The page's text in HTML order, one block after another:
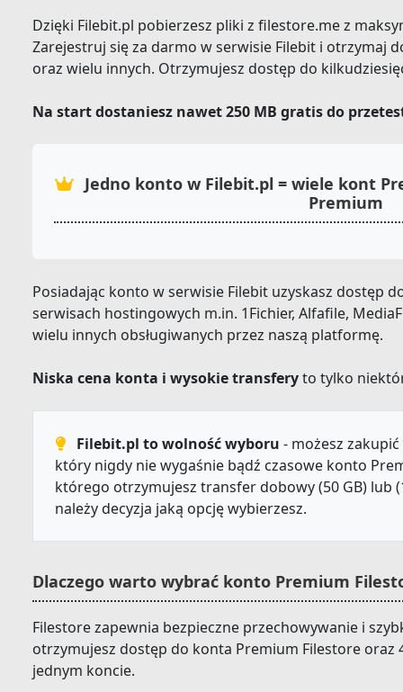
Dzięki Filebit.pl pobierzesz pliki z filestore.me z
Zarejestruj się za darmo w serwisie Filebit i otrzymaj
oraz wielu innych. Otrzymujesz dostęp do
Na start dostaniesz nawet 250 MB gratis do
Jedno konto w Filebit.pl = wiele kont
Premium
Posiadając konto w serwisie Filebit uzyskasz dostęp
serwisach hostingowych m.in. 1Fichier, Alfafile,
wielu innych obsługiwanych przez naszą platformę.
Niska cena konta i wysokie transferyto tylko
Filebit.pl to wolność wyboru - możesz
który nigdy nie wygaśnie bądź czasowe konto
którego otrzymujesz transfer dobowy (50 GB) lub
należy decyzja jaką opcję wybierzesz.
Dlaczego warto wybrać konto Premium
Filestore zapewnia bezpieczne przechowywanie i
otrzymujesz dostęp do konta Premium Filestore oraz
jednym koncie.